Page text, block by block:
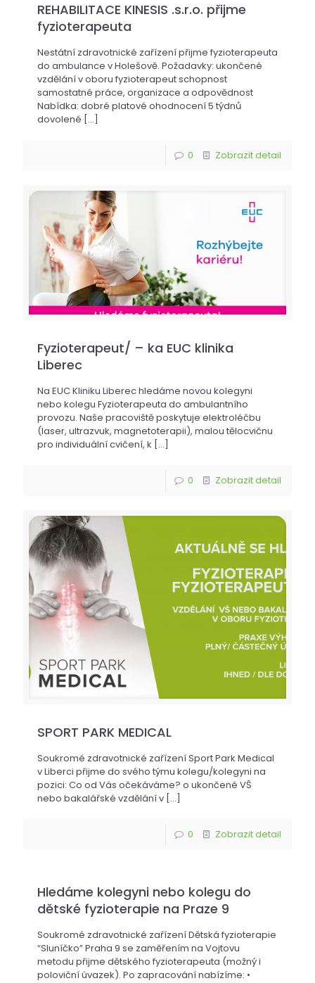
REHABILITACE KINESIS .s.r.o. přijme
fyzioterapeuta
Nestátní zdravotnické zařízení přijme fyzioterapeuta
do ambulance v Holešově. Požadavky: ukončené
vzdělání v oboru fyzioterapeut schopnost
samostatné práce, organizace a odpovědnost
Nabídka: dobré platové ohodnocení 5 týdnů
dovolené […]
0 Zobrazit detail
Fyzioterapeut/ – ka EUC klinika
Liberec
Na EUC Kliniku Liberec hledáme novou kolegyni
nebo kolegu Fyzioterapeuta do ambulantního
provozu. Naše pracoviště poskytuje elektroléčbu
(laser, ultrazvuk, magnetoterapii), malou tělocvičnu
pro individuální cvičení, k […]
0 Zobrazit detail
SPORT PARK MEDICAL
Soukromé zdravotnické zařízení Sport Park Medical
v Liberci přijme do svého týmu kolegu/kolegyni na
pozici: Co od Vás očekáváme? o ukončené VŠ
nebo bakalářské vzdělání v […]
0 Zobrazit detail
Hledáme kolegyni nebo kolegu do
dětské fyzioterapie na Praze 9
Soukromé zdravotnické zařízení Dětská fyzioterapie
“Sluníčko” Praha 9 se zaměřením na Vojtovu
metodu přijme dětského fyzioterapeuta (možný i
poloviční úvazek). Po zapracování nabízíme: •